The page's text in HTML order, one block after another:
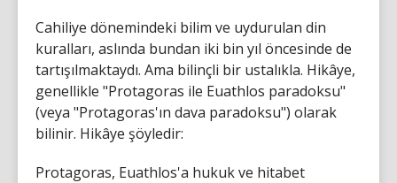
Cahiliye dönemindeki bilim ve uydurulan din
kuralları, aslında bundan iki bin yıl öncesinde de
tartışılmaktaydı. Ama bilinçli bir ustalıkla. Hikâye,
genellikle "Protagoras ile Euathlos paradoksu"
(veya "Protagoras'ın dava paradoksu") olarak
bilinir. Hikâye şöyledir:
Protagoras, Euathlos'a hukuk ve hitabet